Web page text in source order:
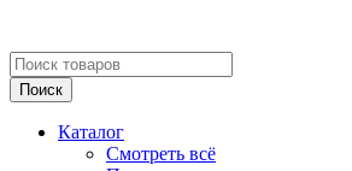
Поиск
Каталог
Смотреть всё